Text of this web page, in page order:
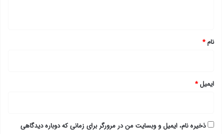
نام*
ایمیل*
ذخیره نام، ایمیل و وبسایت من در مرورگر برای زمانی که دوباره دیدگاهی